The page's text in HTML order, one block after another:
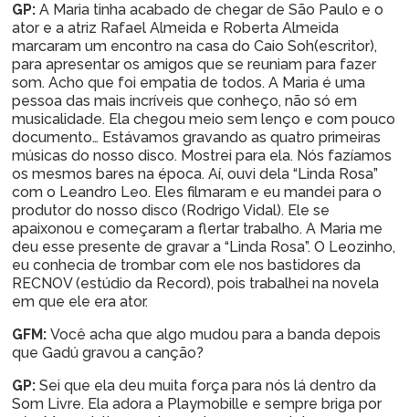
GP: A Maria tinha acabado de chegar de São Paulo e o
ator e a atriz Rafael Almeida e Roberta Almeida
marcaram um encontro na casa do Caio Soh(escritor),
para apresentar os amigos que se reuniam para fazer
som. Acho que foi empatia de todos. A Maria é uma
pessoa das mais incríveis que conheço, não só em
musicalidade. Ela chegou meio sem lenço e com pouco
documento… Estávamos gravando as quatro primeiras
músicas do nosso disco. Mostrei para ela. Nós fazíamos
os mesmos bares na época. Aí, ouvi dela “Linda Rosa”
com o Leandro Leo. Eles filmaram e eu mandei para o
produtor do nosso disco (Rodrigo Vidal). Ele se
apaixonou e começaram a flertar trabalho. A Maria me
deu esse presente de gravar a “Linda Rosa”. O Leozinho,
eu conhecia de trombar com ele nos bastidores da
RECNOV (estúdio da Record), pois trabalhei na novela
em que ele era ator.
GFM: Você acha que algo mudou para a banda depois
que Gadú gravou a canção?
GP: Sei que ela deu muita força para nós lá dentro da
Som Livre. Ela adora a Playmobille e sempre briga por